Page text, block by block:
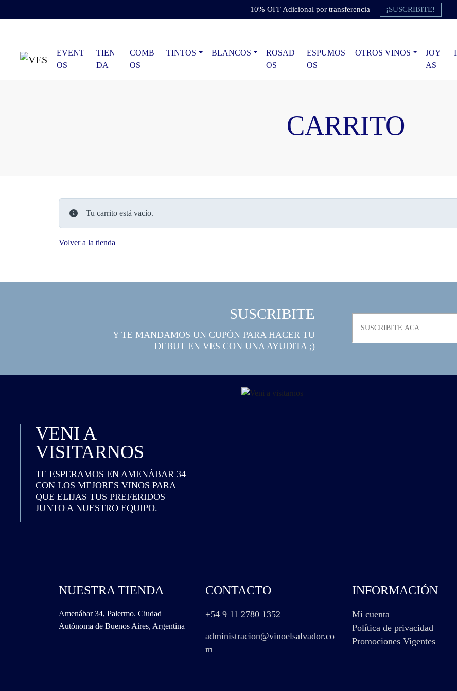
10% OFF Adicional por transferencia – ¡SUSCRIBITE!
EVENT
OS
TIEN
DA
COMB
OS
TINTOS BLANCOS
ROSAD
OS
ESPUMOS
OS
OTROS VINOS
JOY
AS
CARRITO
Tu carrito está vacío.
Volver a la tienda
SUSCRIBITE
Y TE MANDAMOS UN CUPÓN PARA HACER TU
DEBUT EN VES CON UNA AYUDITA ;)
VENI A
VISITARNOS
TE ESPERAMOS EN AMENÁBAR 34
CON LOS MEJORES VINOS PARA
QUE ELIJAS TUS PREFERIDOS
JUNTO A NUESTRO EQUIPO.
NUESTRA TIENDA
Amenábar 34, Palermo. Ciudad
Autónoma de Buenos Aires, Argentina
CONTACTO
+54 9 11 2780 1352
administracion@vinoelsalvador.co
m
INFORMACIÓN
Mi cuenta
Política de privacidad
Promociones Vigentes